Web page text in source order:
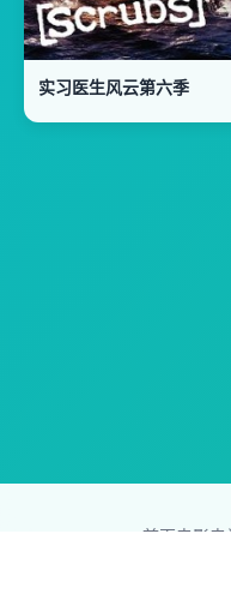
实习医生风云第六季
首页电影电